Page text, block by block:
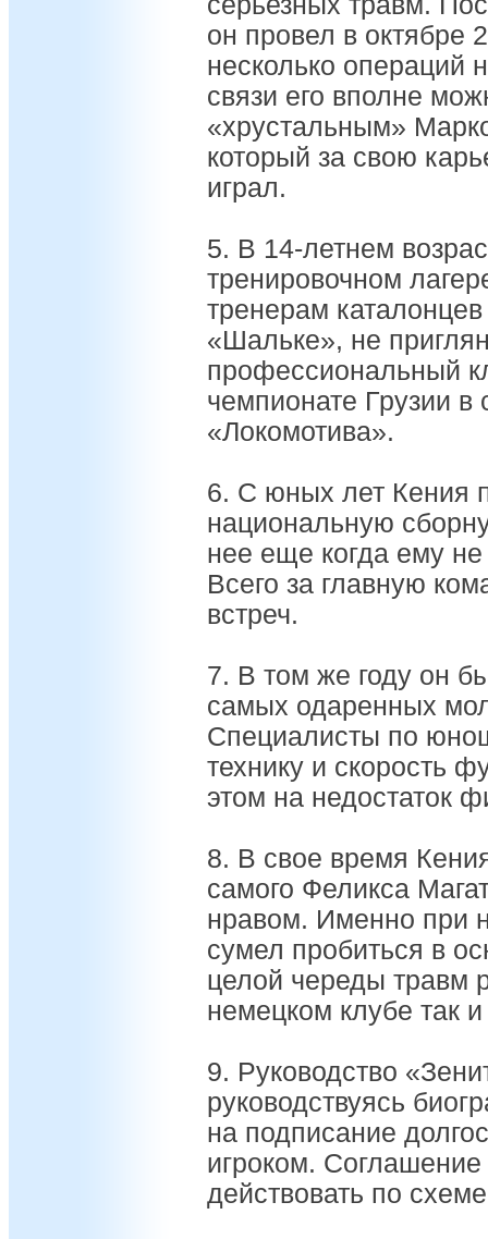
он провел в октябре
несколько операций
связи его вполне
«хрустальным»
который за свою
играл.
5. В 14-летнем
тренировочном
тренерам
«Шальке», не
профессиональный
чемпионате Грузии в
«Локомотива».
6. С юных лет Кения
национальную
нее еще когда ему
Всего за главную
встреч.
7. В том же году он
самых одаренных
Специалисты по
технику и скорость
этом на недостаток
8. В свое время
самого Феликса
нравом. Именно при
сумел пробиться в
целой череды травм
немецком клубе так и
9. Руководство
руководствуясь
на подписание
игроком. Соглашение
действовать по